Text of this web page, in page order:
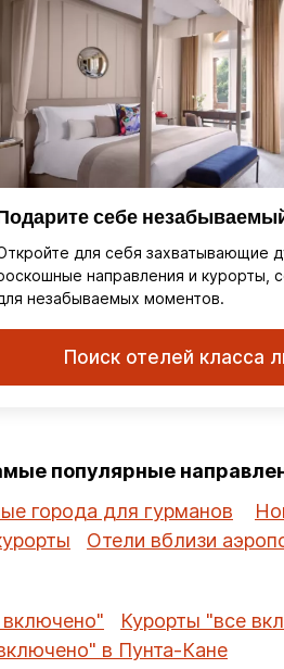
себе
для себя захватывающие
направления и курорты,
незабываемых моментов.
Поиск отелей класса
популярные
города для гурманов
Отели вблизи
Курорты "все
в Пунта-Кане